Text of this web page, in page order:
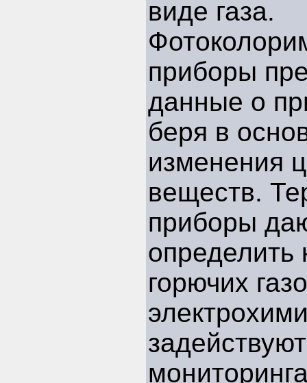
виде газа.
приборы
данные о
беря в
изменения
веществ.
приборы
определить
горючих